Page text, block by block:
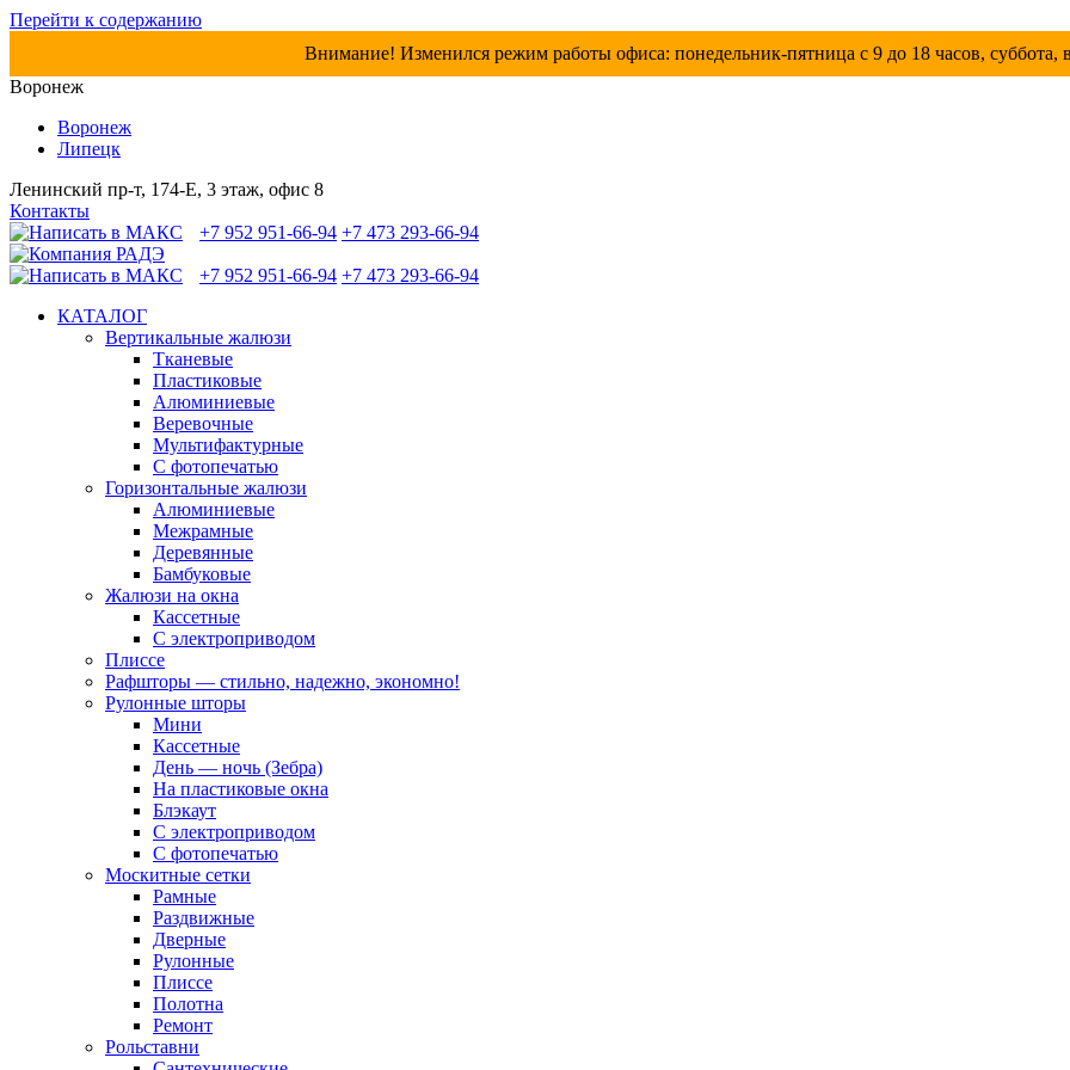
Перейти к содержанию
Внимание! Изменился режим работы офиса: понедельник-пятница с 9 до 18 часов, суббота,
Воронеж
Воронеж
Липецк
Ленинский пр-т, 174-Е, 3 этаж, офис 8
Контакты
+7 952 951-66-94 +7 473 293-66-94
+7 952 951-66-94 +7 473 293-66-94
КАТАЛОГ
Вертикальные жалюзи
Тканевые
Пластиковые
Алюминиевые
Веревочные
Мультифактурные
C фотопечатью
Горизонтальные жалюзи
Алюминиевые
Межрамные
Деревянные
Бамбуковые
Жалюзи на окна
Кассетные
С электроприводом
Плиссе
Рафшторы — стильно, надежно, экономно!
Рулонные шторы
Мини
Кассетные
День — ночь (Зебра)
На пластиковые окна
Блэкаут
С электроприводом
С фотопечатью
Москитные сетки
Рамные
Раздвижные
Дверные
Рулонные
Плиссе
Полотна
Ремонт
Рольставни